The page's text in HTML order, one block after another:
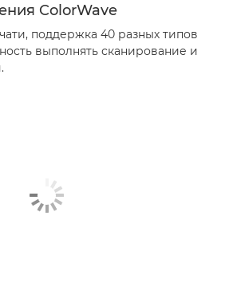
ColorWave
поддержка 40 разных типов
выполнять сканирование и